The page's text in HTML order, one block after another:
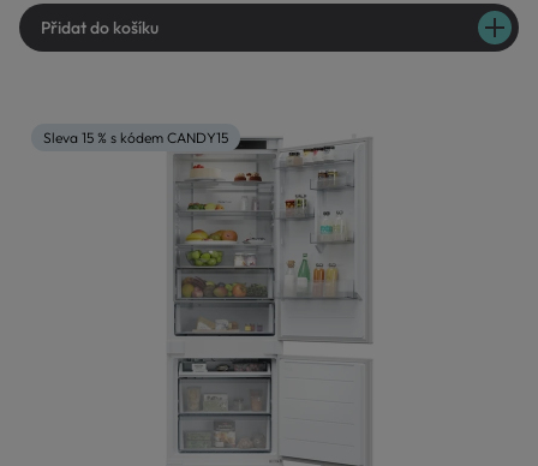
Přidat do košíku
Sleva 15 % s kódem CANDY15